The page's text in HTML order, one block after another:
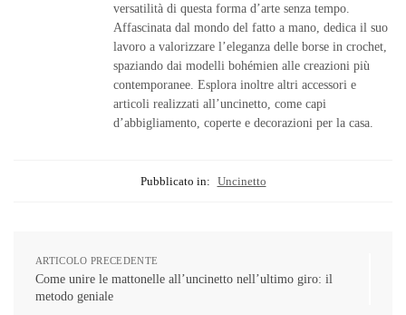
versatilità di questa forma d’arte senza tempo.
Affascinata dal mondo del fatto a mano, dedica il suo
lavoro a valorizzare l’eleganza delle borse in crochet,
spaziando dai modelli bohémien alle creazioni più
contemporanee. Esplora inoltre altri accessori e
articoli realizzati all’uncinetto, come capi
d’abbigliamento, coperte e decorazioni per la casa.
Pubblicato in: Uncinetto
ARTICOLO PRECEDENTE
Come unire le mattonelle all’uncinetto nell’ultimo giro: il
metodo geniale